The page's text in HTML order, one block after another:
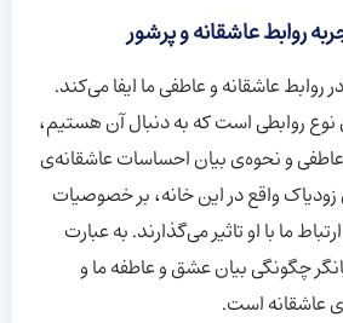
روابط عاشقانه و پرشور
عاشقانه و عاطفی ما ایفا می‌کند.
روابطی است که به دنبال آن هستیم،
و نحوه‌ی بیان احساسات عاشقانه‌ی
زودیاک واقع در این خانه، بر خصوصیات
ما با او تاثیر می‌گذارند. به عبارت
چگونگی بیان عشق و عاطفه ما و
عاشقانه است.